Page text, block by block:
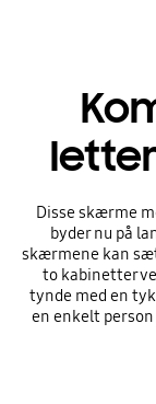
Disse skærme
byder nu på
skærmene kan
to kabinetter
tynde med en
en enkelt